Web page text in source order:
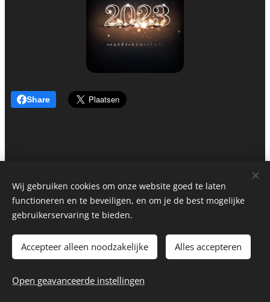
Share
© 2026 Bakkerij Vandenbeck bv
Wij gebruiken cookies om onze website goed te laten
functioneren en te beveiligen, en om je de best mogelijke
gebruikerservaring te bieden.
Accepteer alleen noodzakelijke Alles accepteren
Open geavanceerde instellingen